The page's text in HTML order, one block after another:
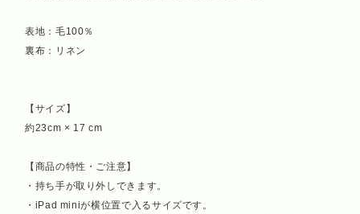
表地：毛100％
裏布：リネン
【サイズ】
約23cm × 17 cm
【商品の特性・ご注意】
・持ち手が取り外しできます。
・iPad miniが横位置で入るサイズです。